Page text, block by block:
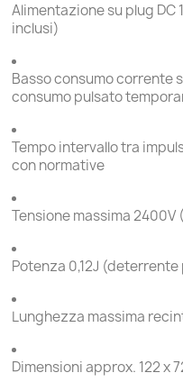
Alimentazione su plug
inclusi)
Basso consumo corrente
consumo pulsato
Tempo intervallo tra
con normative
Tensione massima 2400V
Potenza 0,12J
Lunghezza massima
Dimensioni approx. 122 x